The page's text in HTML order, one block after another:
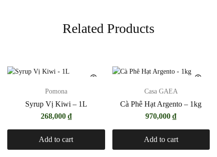
Related Products
Pomona
Syrup Vị Kiwi – 1L
268,000 ₫
Add to cart
Casa GAEA
Cà Phê Hạt Argento – 1kg
970,000₫
Add to cart